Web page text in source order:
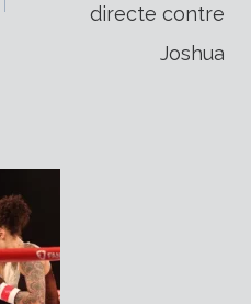
directe contre
Joshua